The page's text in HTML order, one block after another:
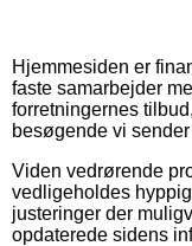
Hjemmesiden er
faste samarbejder
forretningernes
besøgende vi
Viden vedrørende
vedligeholdes
justeringer der
opdaterede sidens